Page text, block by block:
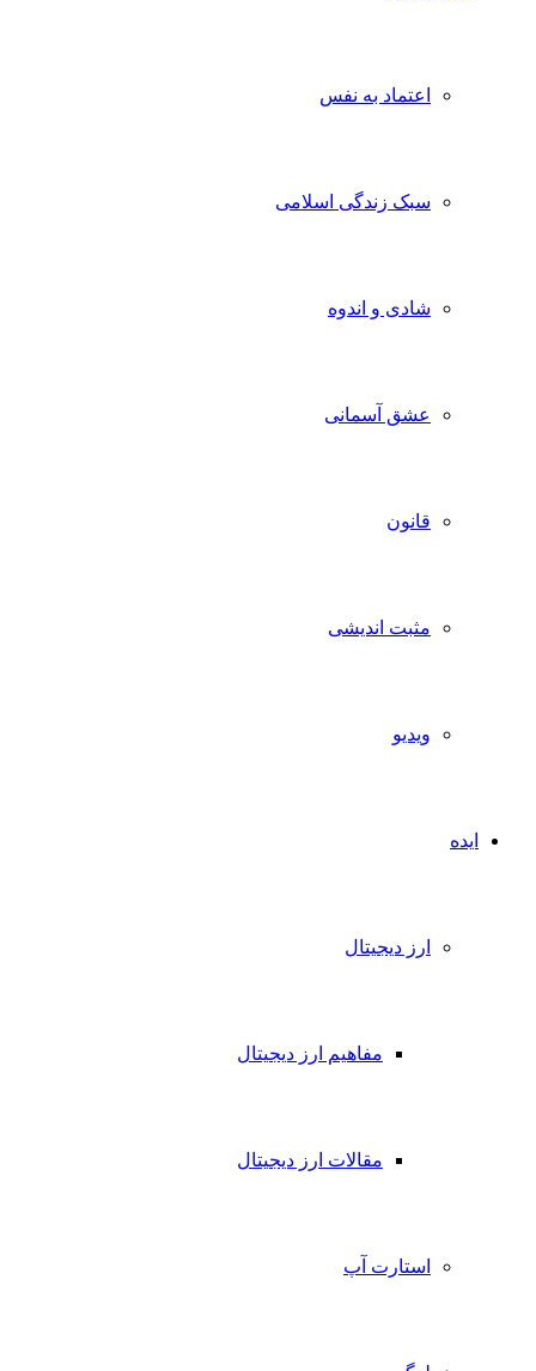
اعتماد به نفس
سبک زندگی اسلامی
شادی و اندوه
عشق آسمانی
قانون
مثبت اندیشی
ویدیو
ایده
ارز دیجیتال
مفاهیم ارز دیجیتال
مقالات ارز دیجیتال
استارت آپ